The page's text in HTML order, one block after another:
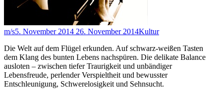
m/s5. November 2014 26. November 2014Kultur
Die Welt auf dem Flügel erkunden. Auf schwarz-weißen Tasten
dem Klang des bunten Lebens nachspüren. Die delikate Balance
ausloten – zwischen tiefer Traurigkeit und unbändiger
Lebensfreude, perlender Verspieltheit und bewusster
Entschleunigung, Schwerelosigkeit und Sehnsucht.